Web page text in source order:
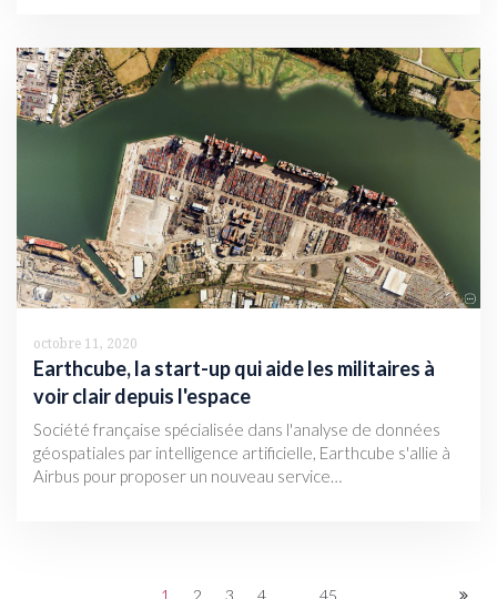
octobre 11, 2020
Earthcube, la start-up qui aide les militaires à
voir clair depuis l'espace
Société française spécialisée dans l'analyse de données
géospatiales par intelligence artificielle, Earthcube s'allie à
Airbus pour proposer un nouveau service…
1 2 3 4 45